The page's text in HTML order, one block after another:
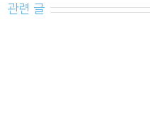
관련 글